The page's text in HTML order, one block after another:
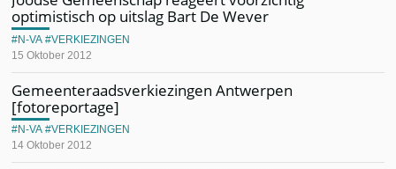
optimistisch op uitslag Bart De Wever
15 Oktober 2012
N-VA VERKIEZINGEN
Gemeenteraadsverkiezingen Antwerpen
[fotoreportage]
14 Oktober 2012
N-VA VERKIEZINGEN